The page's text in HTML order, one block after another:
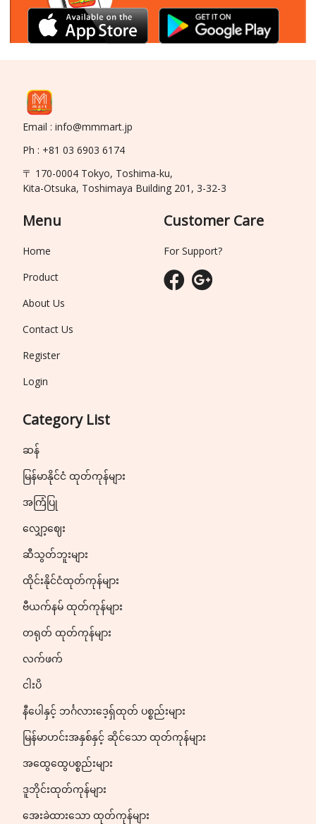
Email : info@mmmart.jp
Ph : +81 03 6903 6174
〒 170-0004 Tokyo, Toshima-ku,
Kita-Otsuka, Toshimaya Building 201, 3-32-3
Menu
Home
Product
About Us
Contact Us
Register
Login
Category List
ဆန်
မြန်မာနိုင်ငံ ထုတ်ကုန်များ
အကြံပြု
လျှော့ဈေး
ဆီသွတ်ဘူးများ
ထိုင်းနိုင်ငံထုတ်ကုန်များ
ဗီယက်နမ် ထုတ်ကုန်များ
တရုတ် ထုတ်ကုန်များ
လက်ဖက်
ငါးပိ
နီပေါနှင့် ဘင်္ဂလားဒေ့ရှ်ထုတ် ပစ္စည်းများ
မြန်မာဟင်းအနှစ်နှင့် ဆိုင်သော ထုတ်ကုန်များ
အထွေထွေပစ္စည်းများ
ဒူဘိုင်းထုတ်ကုန်များ
အေးခဲထားသော ထုတ်ကုန်များ
Customer Care
For Support?